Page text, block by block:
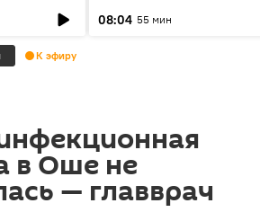
08:04 55 мин
К эфиру
в Оше не
— главврач